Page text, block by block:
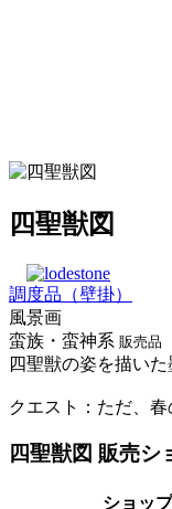
四聖獣図
調度品（壁掛）
風景画
蛮族・蛮神系 販売品
四聖獣の姿を描いた
クエスト：ただ、
四聖獣図 販売シ
ショッ